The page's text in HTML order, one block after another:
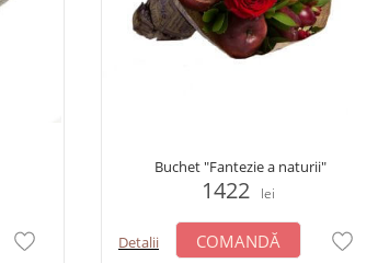
Buchet "Fantezie a naturii"
1422 lei
Detalii COMANDĂ